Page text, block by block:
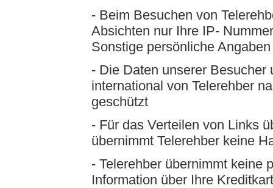
- Beim Besuchen von
Absichten nur Ihre IP-
Sonstige persönliche
- Die Daten unserer Besucher
international von Telerehber
geschützt
- Für das Verteilen von Links
übernimmt Telerehber keine
- Telerehber übernimmt keine
Information über Ihre